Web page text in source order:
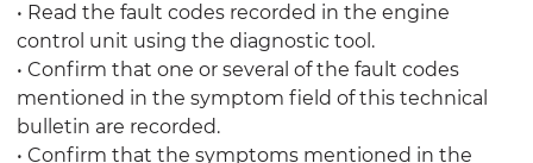
• Read the fault codes recorded in the engine
control unit using the diagnostic tool.
• Confirm that one or several of the fault codes
mentioned in the symptom field of this technical
bulletin are recorded.
• Confirm that the symptoms mentioned in the